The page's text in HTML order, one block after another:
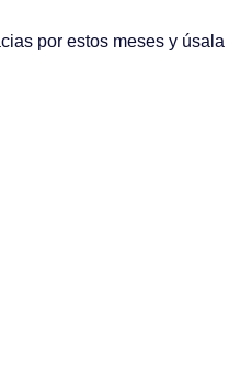
por estos meses y úsala